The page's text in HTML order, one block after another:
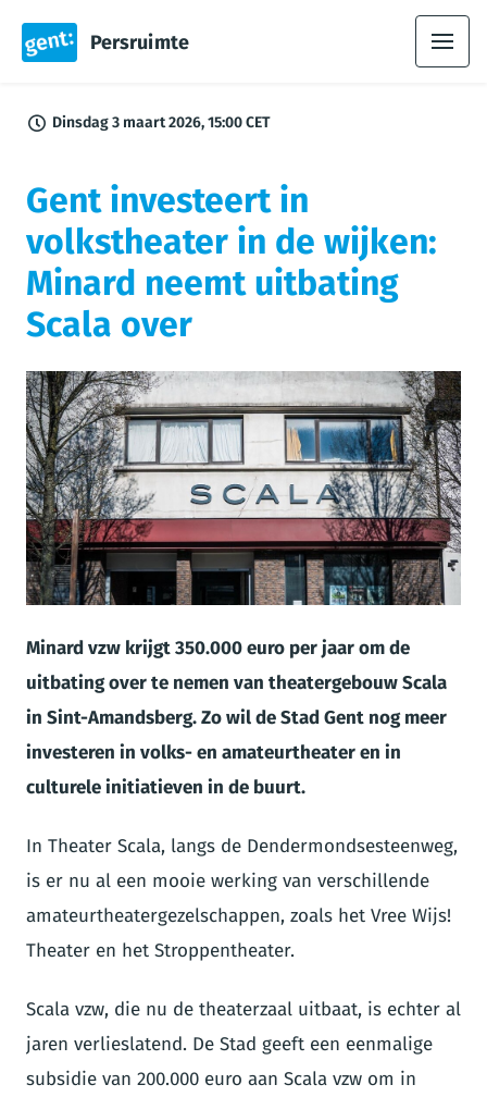
Persruimte
Dinsdag 3 maart 2026, 15:00 CET
Gent investeert in
volkstheater in de wijken:
Minard neemt uitbating
Scala over
JPG
Minard vzw krijgt 350.000 euro per jaar om de
uitbating over te nemen van theatergebouw Scala
in Sint-Amandsberg. Zo wil de Stad Gent nog meer
investeren in volks- en amateurtheater en in
culturele initiatieven in de buurt.
In Theater Scala, langs de Dendermondsesteenweg,
is er nu al een mooie werking van verschillende
amateurtheatergezelschappen, zoals het Vree Wijs!
Theater en het Stroppentheater.
Scala vzw, die nu de theaterzaal uitbaat, is echter al
jaren verlieslatend. De Stad geeft een eenmalige
subsidie van 200.000 euro aan Scala vzw om in